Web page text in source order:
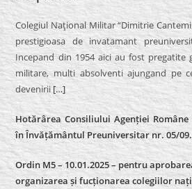
Colegiul Naţional Militar “Dimitrie
prestigioasa de invatamant
Incepand din 1954 aici au fost pregatite
militare, multi absolventi ajungand pe
devenirii[…]
Hotărârea Consiliului Agenției
în Învățământul Preuniversitar nr. 05/
Ordin M5 – 10.01.2025 – pentru
organizarea și fucționarea colegiilor